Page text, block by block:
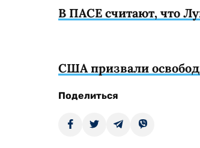
В ПАСЕ считают, что
США призвали
Поделиться